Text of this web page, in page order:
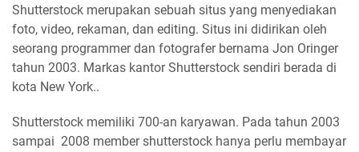
Shutterstock merupakan sebuah situs yang menyediakan
foto, video, rekaman, dan editing. Situs ini didirikan oleh
seorang programmer dan fotografer bernama Jon Oringer
tahun 2003. Markas kantor Shutterstock sendiri berada di
kota New York..
Shutterstock memiliki 700-an karyawan. Pada tahun 2003
sampai 2008 member shutterstock hanya perlu membayar